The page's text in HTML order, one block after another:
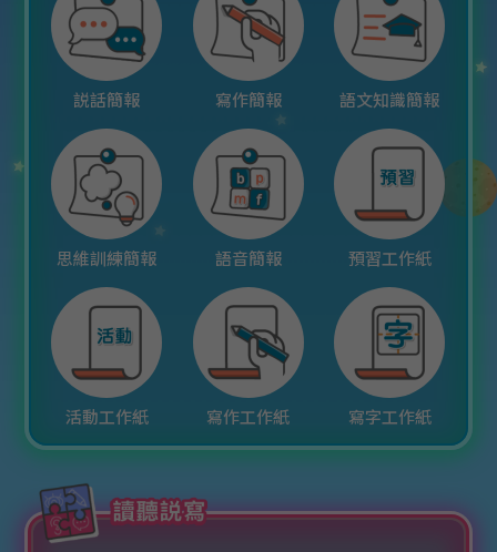
説話簡報 寫作簡報 語文知識簡報
思維訓練簡報 語音簡報 預習工作紙
活動工作紙 寫作工作紙 寫字工作紙